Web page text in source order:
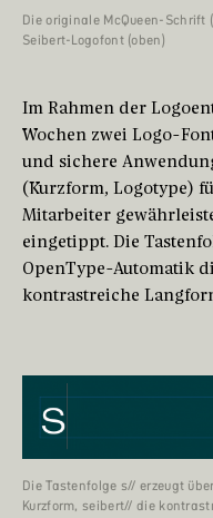
Die originale McQueen-
Seibert-Logofont (oben)
Im Rahmen der
Wochen zwei Logo-
und sichere
(Kurzform, Logotype)
Mitarbeiter
eingetippt. Die
OpenType-Automatik
kontrastreiche
Die Tastenfolge s// erzeugt
Kurzform, seibert// die